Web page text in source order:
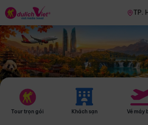
TP.
Tour trọn gói Khách sạn Vé máy